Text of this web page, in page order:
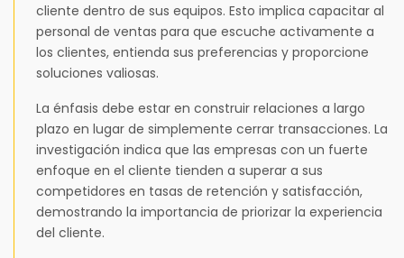
cliente dentro de sus equipos. Esto implica capacitar al
personal de ventas para que escuche activamente a
los clientes, entienda sus preferencias y proporcione
soluciones valiosas.
La énfasis debe estar en construir relaciones a largo
plazo en lugar de simplemente cerrar transacciones. La
investigación indica que las empresas con un fuerte
enfoque en el cliente tienden a superar a sus
competidores en tasas de retención y satisfacción,
demostrando la importancia de priorizar la experiencia
del cliente.